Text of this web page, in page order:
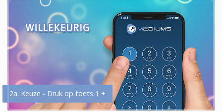
2a. Keuze - Druk op toets 1 +